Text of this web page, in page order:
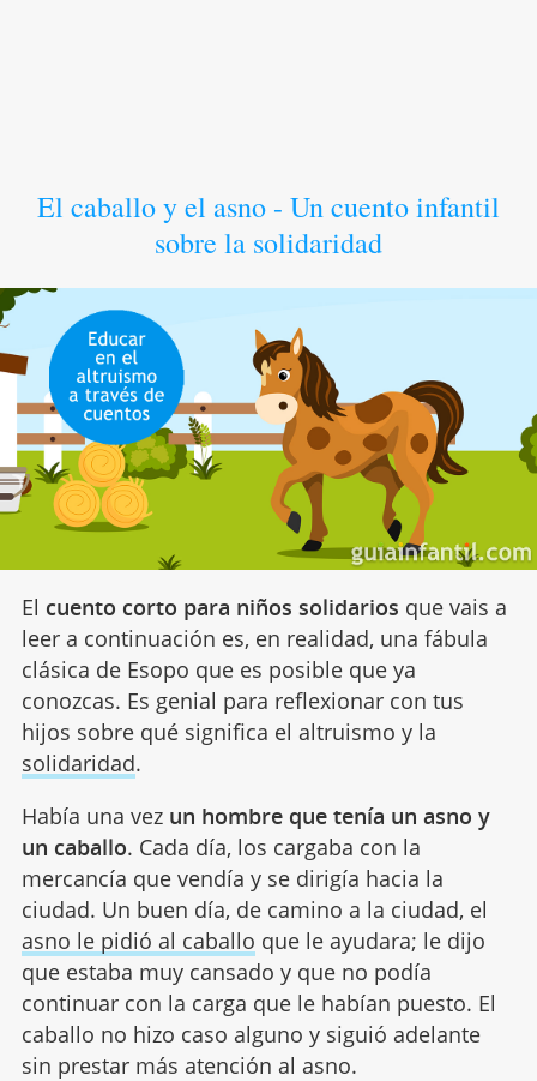
El caballo y el asno - Un cuento infantil
sobre la solidaridad
El cuento corto para niños solidarios que vais a
leer a continuación es, en realidad, una fábula
clásica de Esopo que es posible que ya
conozcas. Es genial para reflexionar con tus
hijos sobre qué significa el altruismo y la
solidaridad.
Había una vez un hombre que tenía un asno y
un caballo. Cada día, los cargaba con la
mercancía que vendía y se dirigía hacia la
ciudad. Un buen día, de camino a la ciudad, el
asno le pidió al caballo que le ayudara; le dijo
que estaba muy cansado y que no podía
continuar con la carga que le habían puesto. El
caballo no hizo caso alguno y siguió adelante
sin prestar más atención al asno.